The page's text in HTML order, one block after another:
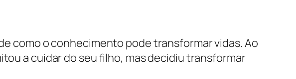
como o conhecimento pode transformar vidas. Ao
a cuidar do seu filho, mas decidiu transformar